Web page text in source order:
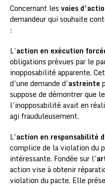
Concernant les voies
demandeur qui souhaite
:
L’action en exécution
obligations prévues par le
inopposabilité apparente.
d’une demande d’astreinte
suppose de démontrer que
l’inopposabilité avait en
agi frauduleusement.
L’action en responsabilité
complice de la violation du
intéressante. Fondée sur l’
action vise à obtenir
violation du pacte. Elle